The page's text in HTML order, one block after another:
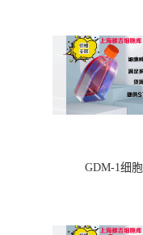
GDM-1细胞